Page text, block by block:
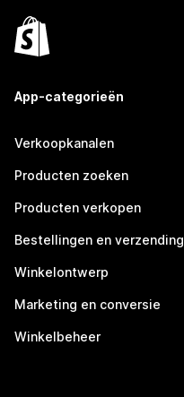
App-categorieën
Verkoopkanalen
Producten zoeken
Producten verkopen
Bestellingen en verzending
Winkelontwerp
Marketing en conversie
Winkelbeheer